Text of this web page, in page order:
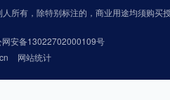
所有，除特别标注的，商业用途均须购买
网安备13022702000109号
网站统计